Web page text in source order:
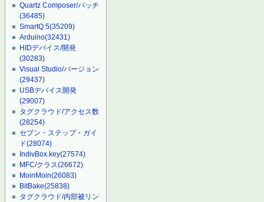
Quartz Composer/パッチ
(36485)
SmartQ 5(35209)
Arduino(32431)
HIDデバイス/開発
(30283)
Visual Studio/バージョン
(29437)
USBデバイス開発
(29007)
タグクラウド/アクセス数
(28254)
セブン・ステップ・ガイ
ド(28074)
IndivBox.key(27574)
MFC/クラス(26672)
MoinMoin(26083)
BitBake(25838)
タグクラウド/内部被リン